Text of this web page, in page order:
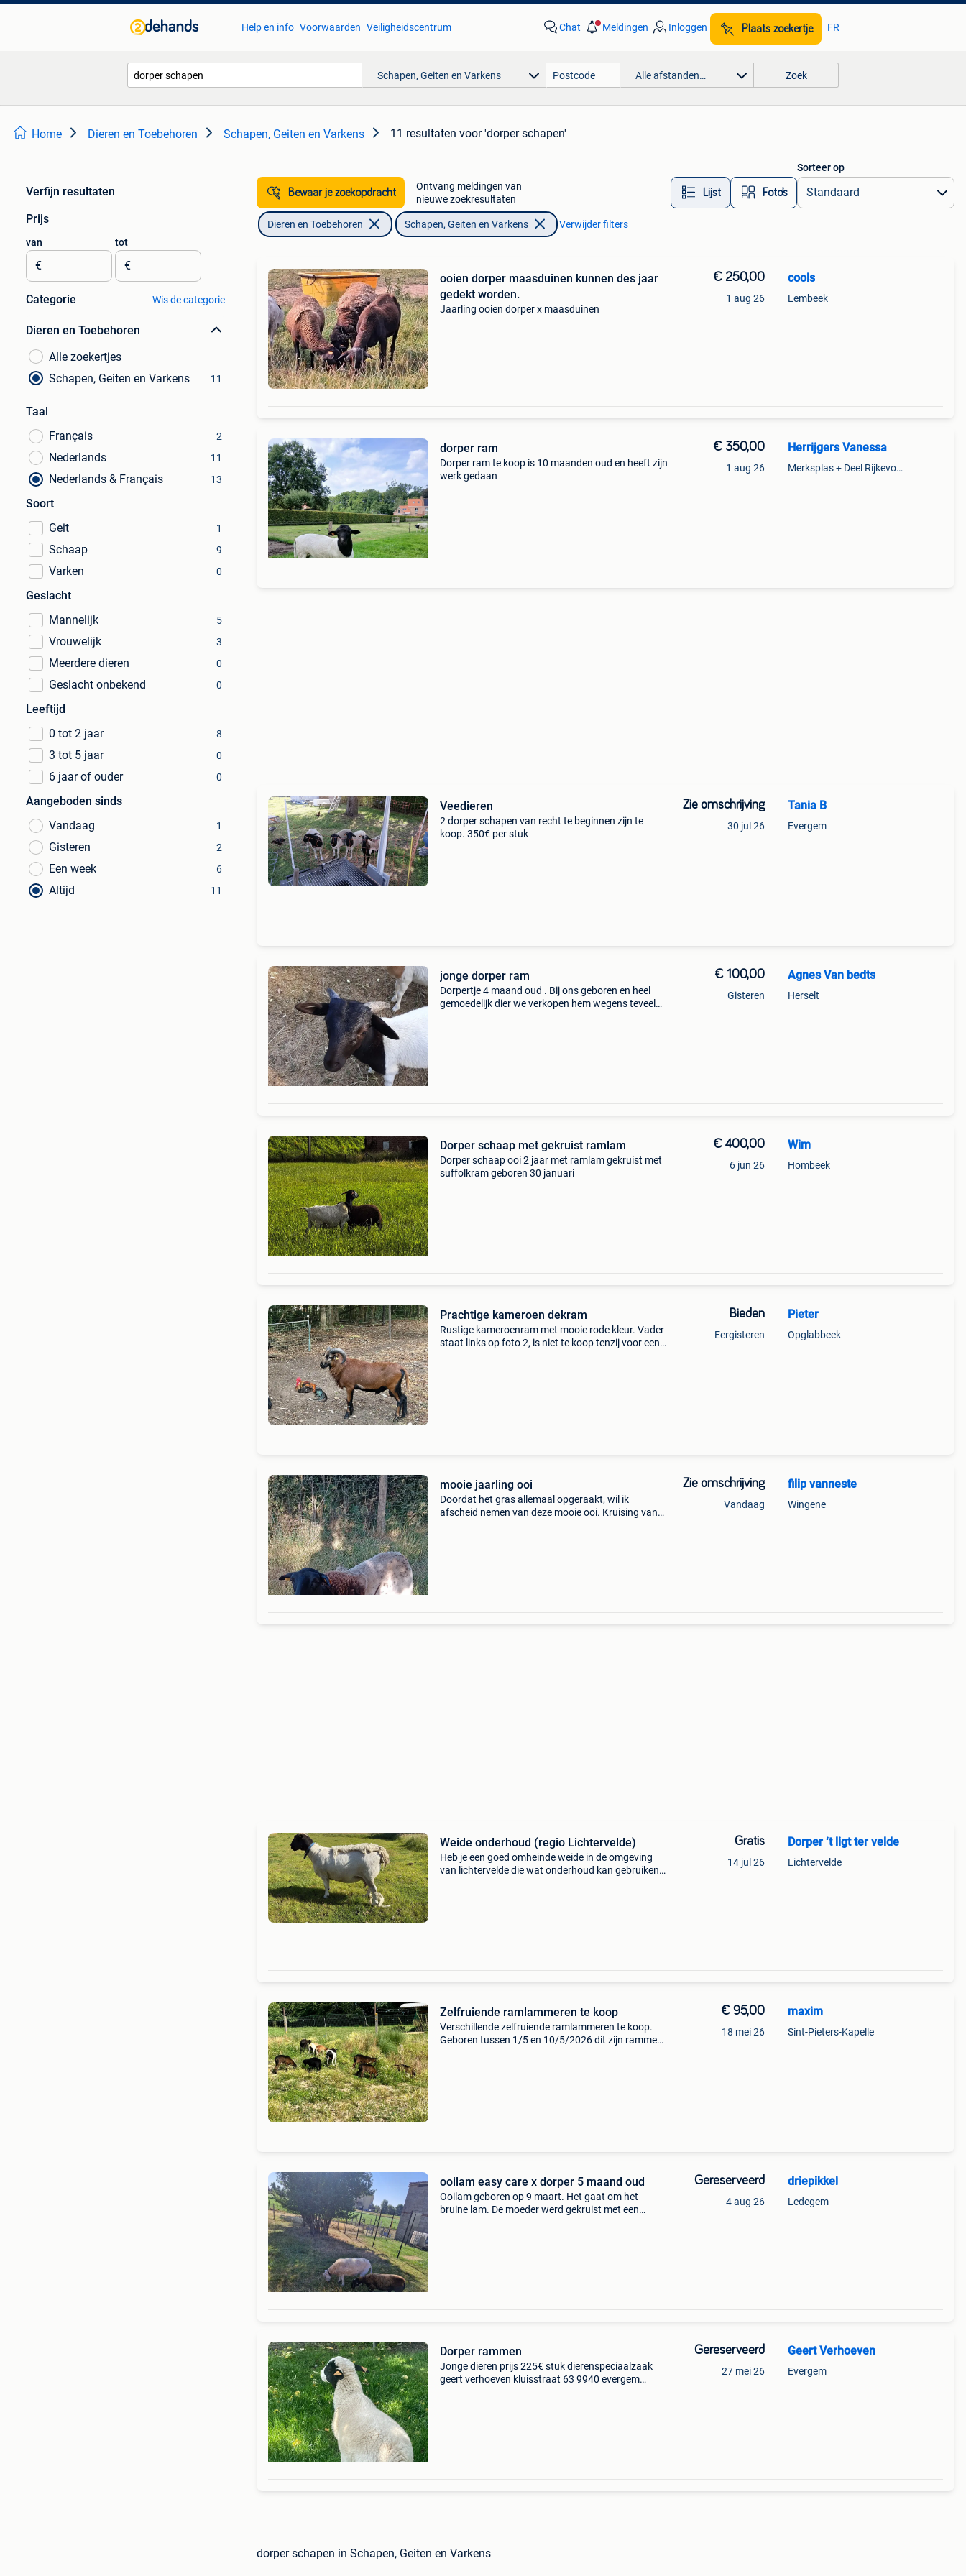
Help en info Voorwaarden Veiligheidscentrum Chat Meldingen Inloggen Plaats zoekertje FR
Schapen, Geiten en Varkens Alle afstanden… Zoek
Home Dieren en Toebehoren Schapen, Geiten en Varkens 11 resultaten voor 'dorper schapen'
Verfijn resultaten
Prijs
van
€
tot
€
Categorie Wis de categorie
Dieren en Toebehoren
Alle zoekertjes
Schapen, Geiten en Varkens
11
Taal
Français
2
Nederlands 11
Nederlands & Français 13
Soort
Geit
1
Schaap 9
Varken 0
Geslacht
Mannelijk
5
Vrouwelijk 3
Meerdere dieren 0
Geslacht onbekend 0
Leeftijd
0 tot 2 jaar
8
3 tot 5 jaar 0
6 jaar of ouder 0
Aangeboden sinds
Vandaag
1
Gisteren 2
Een week 6
Altijd 11
Bewaar je zoekopdracht
Ontvang meldingen van
nieuwe zoekresultaten
Lijst Foto’s
Sorteer op
Dieren en Toebehoren Schapen, Geiten en Varkens Verwijder filters
ooien dorper maasduinen kunnen des jaar
gedekt worden.
Jaarling ooien dorper x maasduinen
€ 250,00
1 aug 26
cools
Lembeek
dorper ram
Dorper ram te koop is 10 maanden oud en heeft zijn
werk gedaan
€ 350,00
1 aug 26
Herrijgers Vanessa
Merksplas + Deel Rijkevorsel
Veedieren
2 dorper schapen van recht te beginnen zijn te
koop. 350€ per stuk
Zie omschrijving
30 jul 26
Tania B
Evergem
jonge dorper ram
Dorpertje 4 maand oud . Bij ons geboren en heel
gemoedelijk dier we verkopen hem wegens teveel
€ 100,00
Gisteren
Agnes Van bedts
Herselt
Dorper schaap met gekruist ramlam
Dorper schaap ooi 2 jaar met ramlam gekruist met
suffolkram geboren 30 januari
€ 400,00
6 jun 26
Wim
Hombeek
Prachtige kameroen dekram
Rustige kameroenram met mooie rode kleur. Vader
staat links op foto 2, is niet te koop tenzij voor een
Bieden
Eergisteren
Pieter
Opglabbeek
mooie jaarling ooi
Doordat het gras allemaal opgeraakt, wil ik
afscheid nemen van deze mooie ooi. Kruising van
Zie omschrijving
Vandaag
filip vanneste
Wingene
Weide onderhoud (regio Lichtervelde)
Heb je een goed omheinde weide in de omgeving
van lichtervelde die wat onderhoud kan gebruiken?
Gratis
14 jul 26
Dorper ‘t ligt ter velde
Lichtervelde
Zelfruiende ramlammeren te koop
Verschillende zelfruiende ramlammeren te koop.
Geboren tussen 1/5 en 10/5/2026 dit zijn rammen
€ 95,00
18 mei 26
maxim
Sint-Pieters-Kapelle
ooilam easy care x dorper 5 maand oud
Ooilam geboren op 9 maart. Het gaat om het
bruine lam. De moeder werd gekruist met een
Gereserveerd
4 aug 26
driepikkel
Ledegem
Dorper rammen
Jonge dieren prijs 225€ stuk dierenspeciaalzaak
geert verhoeven kluisstraat 63 9940 evergem
Gereserveerd
27 mei 26
Geert Verhoeven
Evergem
dorper schapen in Schapen, Geiten en Varkens